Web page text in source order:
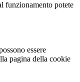
funzionamento potete
essere
pagina della cookie